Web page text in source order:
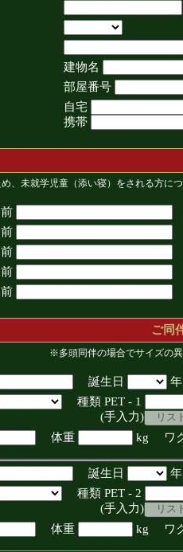
建物名
部屋番号
自宅
携帯
、未就学児童（添い寝）をされる方に
ご同
※多頭同伴の場合でサイズの
誕生日
種類 PET - 1
入力)
体重 kg ワ
誕生日
種類 PET - 2
入力)
体重 kg ワ